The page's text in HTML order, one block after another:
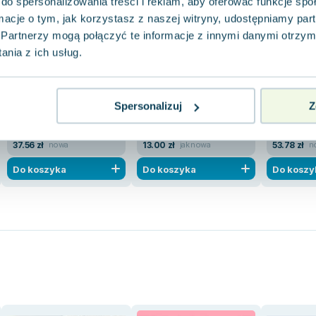
o tym, jak korzystasz z naszej witryny, udostępniamy
mogą połączyć te informacje z innymi danymi
z ich usług.
Spersonalizuj
-25%
Glukozowa rewolucja
4.0
Pakujemy 11.08
37.56 zł nowa
Do koszyka
-67%
0.0
Miękka Pakujemy 10.08
Używana
13.00 zł jak nowa
Do koszyka
Nowa
53.78 zł
Do